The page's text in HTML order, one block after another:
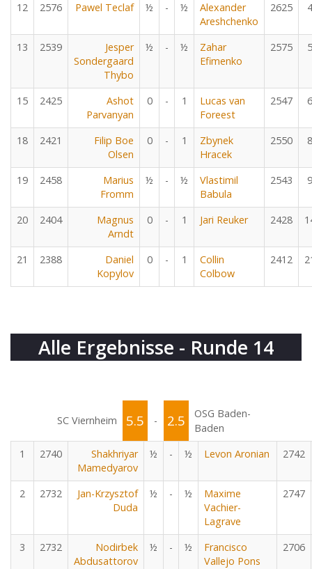
12 2576 Pawel Teclaf ½ - ½
Alexander
Areshchenko
2625 4
13 2539
Jesper
Sondergaard
Thybo
½ - ½
Zahar
Efimenko
2575 5
15 2425
Ashot
Parvanyan
0 - 1
Lucas van
Foreest
2547 6
18 2421
Filip Boe
Olsen
0 - 1
Zbynek
Hracek
2550 8
19 2458
Marius
Fromm
½ - ½
Vlastimil
Babula
2543 9
20 2404
Magnus
Arndt
0 - 1 Jari Reuker 2428
21 2388
Daniel
Kopylov
0 - 1
Collin
Colbow
2412
Alle Ergebnisse - Runde 14
SC Viernheim 5.5 - 2.5
OSG Baden-
Baden
1
2740
Shakhriyar
Mamedyarov
½ - ½ Levon Aronian 2742
2 2732
Jan-Krzysztof
Duda
½ - ½
Maxime
Vachier-
Lagrave
2747
3 2732
Nodirbek
Abdusattorov
½ - ½
Francisco
Vallejo Pons
2706